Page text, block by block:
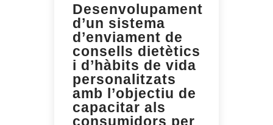
Desenvolupament
d’un sistema
d’enviament de
consells dietètics
i d’hàbits de vida
personalitzats
amb l’objectiu de
capacitar als
consumidors per